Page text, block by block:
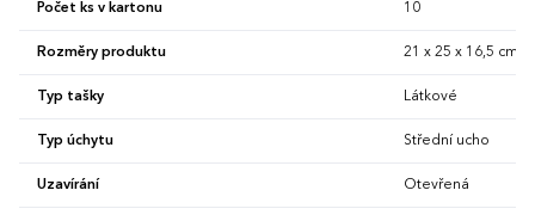
Počet ks v kartonu 10
Rozměry produktu 21 x 25 x 16,5 cm
Typ tašky Látkové
Typ úchytu Střední ucho
Uzavírání Otevřená